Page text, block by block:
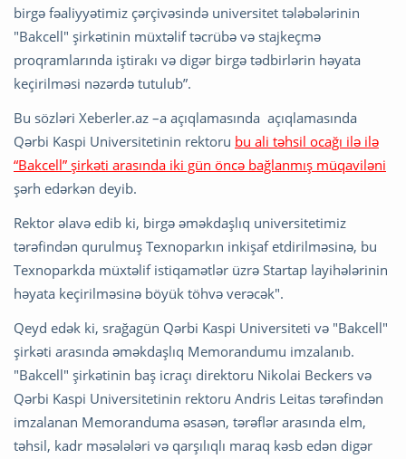
birgə fəaliyyətimiz çərçivəsində universitet tələbələrinin
"Bakcell" şirkətinin müxtəlif təcrübə və stajkeçmə
proqramlarında iştirakı və digər birgə tədbirlərin həyata
keçirilməsi nəzərdə tutulub”.
Bu sözləri Xeberler.az –a açıqlamasında açıqlamasında
Qərbi Kaspi Universitetinin rektoru bu ali təhsil ocağı ilə ilə
“Bakcell” şirkəti arasında iki gün öncə bağlanmış müqaviləni
şərh edərkən deyib.
Rektor əlavə edib ki, birgə əməkdaşlıq universitetimiz
tərəfindən qurulmuş Texnoparkın inkişaf etdirilməsinə, bu
Texnoparkda müxtəlif istiqamətlər üzrə Startap layihələrinin
həyata keçirilməsinə böyük töhvə verəcək".
Qeyd edək ki, srağagün Qərbi Kaspi Universiteti və "Bakcell"
şirkəti arasında əməkdaşlıq Memorandumu imzalanıb.
"Bakcell" şirkətinin baş icraçı direktoru Nikolai Beckers və
Qərbi Kaspi Universitetinin rektoru Andris Leitas tərəfindən
imzalanan Memoranduma əsasən, tərəflər arasında elm,
təhsil, kadr məsələləri və qarşılıqlı maraq kəsb edən digər